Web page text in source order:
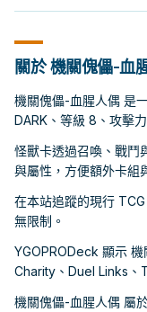
關於 機關傀儡-血
機關傀儡-血腥人偶 是
DARK、等級 8、攻擊
怪獸卡透過召喚、戰鬥
與屬性，方便額外卡組
在本站追蹤的現行
無限制。
YGOPRODeck 顯示
Charity、Duel Links、
機關傀儡-血腥人偶 屬